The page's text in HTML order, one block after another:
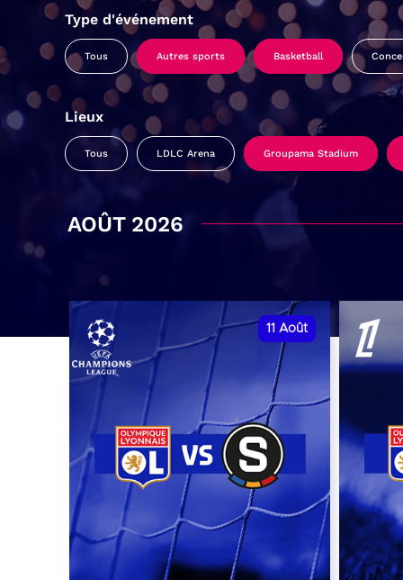
Type d'événement
Tous Autres sports Basketball
Lieux
Tous LDLC Arena Groupama Stadium
AOÛT 2026
11 Août